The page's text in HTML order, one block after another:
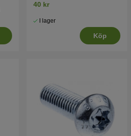
40 kr
I lager
Köp